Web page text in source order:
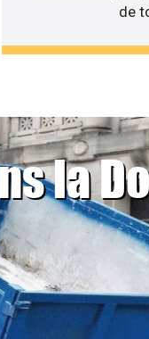
de
la